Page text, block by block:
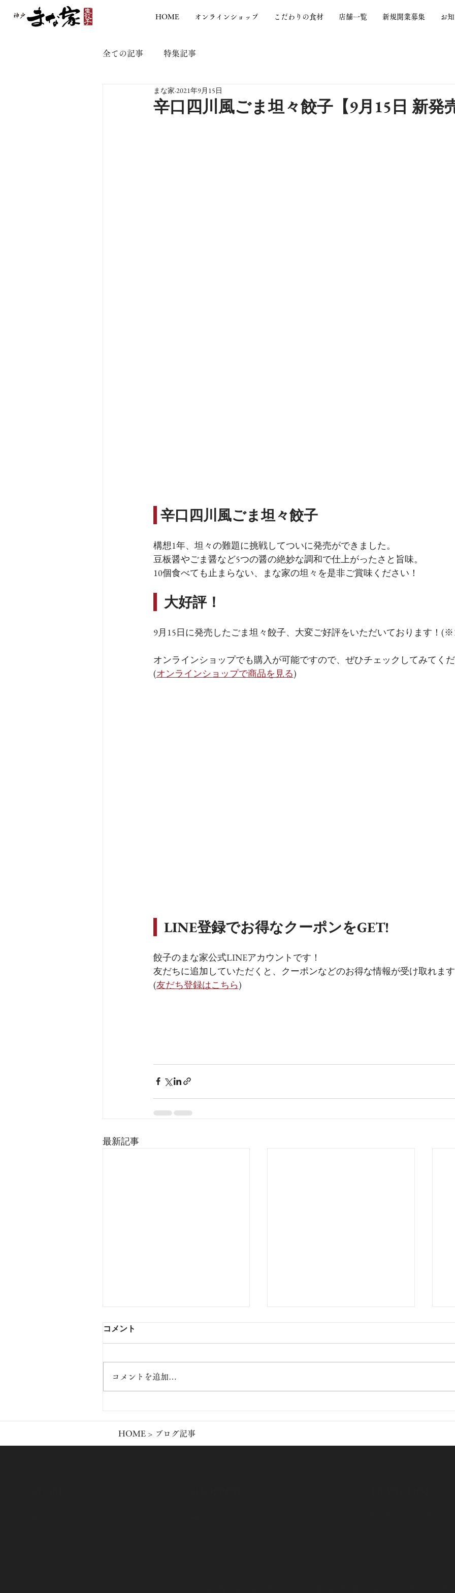
HOME オンラインショップ こだわりの食材 店舗一覧 新規開業募集 お
全ての記事 特集記事
辛口四川風ごま坦々餃子【9月15日 新発
まな家 2021年9月15日
辛口四川風ごま坦々餃子
構想1年、坦々の難題に挑戦してついに発売ができました。
豆板醤やごま醤など5つの醤の絶妙な調和で仕上がったさと旨味。
10個食べても止まらない、まな家の坦々を是非ご賞味ください！
  大好評！
9月15日に発売したごま坦々餃子、大変ご好評をいただいております！
オンラインショップでも購入が可能ですので、ぜひチェックしてみてく
(オンラインショップで商品を見る)
  LINE登録でお得なクーポンをGET!
餃子のまな家公式LINEアカウントです！
友だちに追加していただくと、クーポンなどのお得な情報が受け取れま
(友だち登録はこちら)
最新記事
365日営業の「まな家 芦屋本
通り小家店」が誕生します！
感じる淡路島の恵み
コメント
コメントを追加…
HOME> ブログ記事